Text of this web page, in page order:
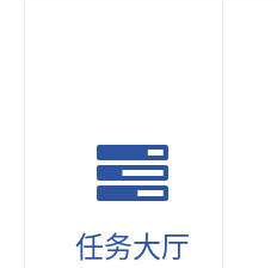
任务大厅